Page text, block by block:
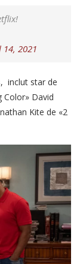
14, 2021
inclut star de
Color» David
Kite de «2